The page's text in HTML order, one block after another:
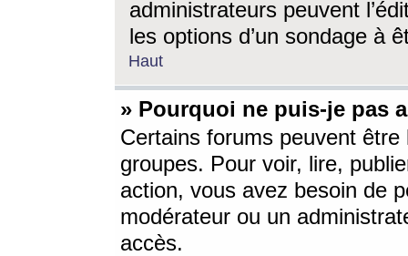
administrateurs peuvent
les options d’un sondage à
Haut
» Pourquoi ne puis-je pas
Certains forums peuvent être
groupes. Pour voir, lire,
action, vous avez besoin de
modérateur ou un
accès.